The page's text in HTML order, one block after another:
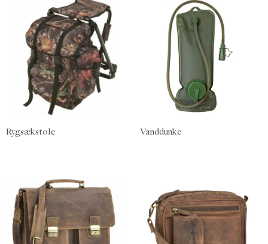
Rygsækstole Vanddunke